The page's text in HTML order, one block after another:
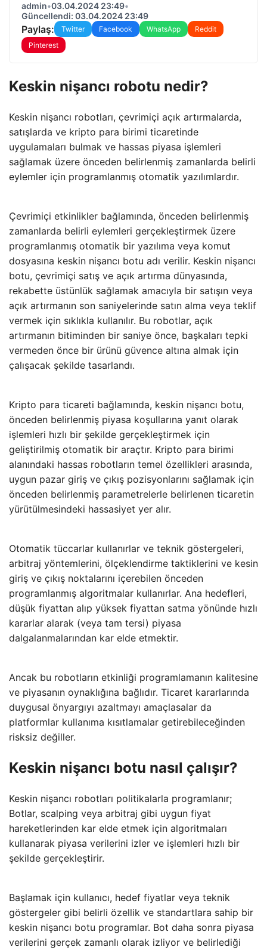
admin•03.04.2024 23:49•
Güncellendi: 03.04.2024 23:49
Paylaş: Twitter Facebook WhatsApp
Reddit
Pinterest
Keskin nişancı robotu nedir?
Keskin nişancı robotları, çevrimiçi açık artırmalarda,
satışlarda ve kripto para birimi ticaretinde
uygulamaları bulmak ve hassas piyasa işlemleri
sağlamak üzere önceden belirlenmiş zamanlarda belirli
eylemler için programlanmış otomatik yazılımlardır.
Çevrimiçi etkinlikler bağlamında, önceden belirlenmiş
zamanlarda belirli eylemleri gerçekleştirmek üzere
programlanmış otomatik bir yazılıma veya komut
dosyasına keskin nişancı botu adı verilir. Keskin nişancı
botu, çevrimiçi satış ve açık artırma dünyasında,
rekabette üstünlük sağlamak amacıyla bir satışın veya
açık artırmanın son saniyelerinde satın alma veya teklif
vermek için sıklıkla kullanılır. Bu robotlar, açık
artırmanın bitiminden bir saniye önce, başkaları tepki
vermeden önce bir ürünü güvence altına almak için
çalışacak şekilde tasarlandı.
Kripto para ticareti bağlamında, keskin nişancı botu,
önceden belirlenmiş piyasa koşullarına yanıt olarak
işlemleri hızlı bir şekilde gerçekleştirmek için
geliştirilmiş otomatik bir araçtır. Kripto para birimi
alanındaki hassas robotların temel özellikleri arasında,
uygun pazar giriş ve çıkış pozisyonlarını sağlamak için
önceden belirlenmiş parametrelerle belirlenen ticaretin
yürütülmesindeki hassasiyet yer alır.
Otomatik tüccarlar kullanırlar ve teknik göstergeleri,
arbitraj yöntemlerini, ölçeklendirme taktiklerini ve kesin
giriş ve çıkış noktalarını içerebilen önceden
programlanmış algoritmalar kullanırlar. Ana hedefleri,
düşük fiyattan alıp yüksek fiyattan satma yönünde hızlı
kararlar alarak (veya tam tersi) piyasa
dalgalanmalarından kar elde etmektir.
Ancak bu robotların etkinliği programlamanın kalitesine
ve piyasanın oynaklığına bağlıdır. Ticaret kararlarında
duygusal önyargıyı azaltmayı amaçlasalar da
platformlar kullanıma kısıtlamalar getirebileceğinden
risksiz değiller.
Keskin nişancı botu nasıl çalışır?
Keskin nişancı robotları politikalarla programlanır;
Botlar, scalping veya arbitraj gibi uygun fiyat
hareketlerinden kar elde etmek için algoritmaları
kullanarak piyasa verilerini izler ve işlemleri hızlı bir
şekilde gerçekleştirir.
Başlamak için kullanıcı, hedef fiyatlar veya teknik
göstergeler gibi belirli özellik ve standartlara sahip bir
keskin nişancı botu programlar. Bot daha sonra piyasa
verilerini gerçek zamanlı olarak izliyor ve belirlediği